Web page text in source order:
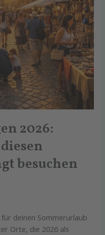
2026:
besuchen
deinen Sommerurlaub
Orte, die 2026 als